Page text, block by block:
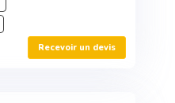
Recevoir un devis